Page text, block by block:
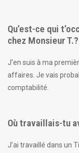
Qu’est-ce qui
chez Monsieur T.?
J’en suis à ma
affaires. Je vais
comptabilité.
Où travaillais-tu
J’ai travaillé dans un